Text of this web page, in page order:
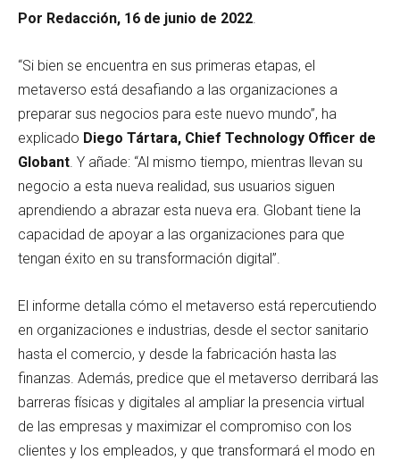
Por Redacción, 16 de junio de 2022
“Si bien se encuentra en sus primeras etapas, el
metaverso está desafiando a las organizaciones a
preparar sus negocios para este nuevo mundo”, ha
explicado Diego Tártara, Chief Technology Officer de
Globant . Y añade: “Al mismo tiempo, mientras llevan su
negocio a esta nueva realidad, sus usuarios siguen
aprendiendo a abrazar esta nueva era. Globant tiene la
capacidad de apoyar a las organizaciones para que
tengan éxito en su transformación digital”.
El informe detalla cómo el metaverso está repercutiendo
en organizaciones e industrias, desde el sector sanitario
hasta el comercio, y desde la fabricación hasta las
finanzas. Además, predice que el metaverso derribará las
barreras físicas y digitales al ampliar la presencia virtual
de las empresas y maximizar el compromiso con los
clientes y los empleados, y que transformará el modo en